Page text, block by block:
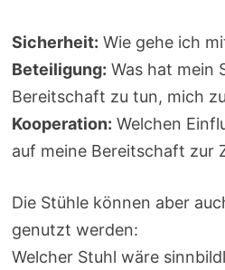
Sicherheit: Wie gehe ich
Beteiligung: Was hat mein
Bereitschaft zu tun, mich
Kooperation: Welchen
auf meine Bereitschaft zur
Die Stühle können aber
genutzt werden:
Welcher Stuhl wäre